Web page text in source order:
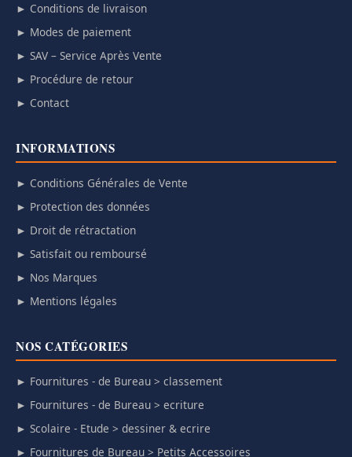
► Conditions de livraison
► Modes de paiement
► SAV – Service Après Vente
► Procédure de retour
► Contact
INFORMATIONS
► Conditions Générales de Vente
► Protection des données
► Droit de rétractation
► Satisfait ou remboursé
► Nos Marques
► Mentions légales
NOS CATÉGORIES
► Fournitures - de Bureau > classement
► Fournitures - de Bureau > ecriture
► Scolaire - Etude > dessiner & ecrire
► Fournitures de Bureau > Petits Accessoires